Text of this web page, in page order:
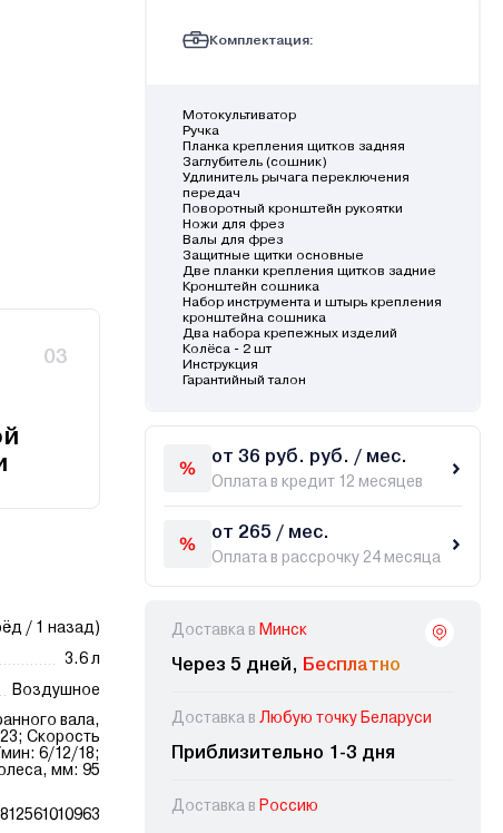
03
/ 1 назад)
3.6 л
Воздушное
вала,
Скорость
6/12/18;
мм: 95
Комплектация:
Мотокультиватор
Ручка
Планка крепления щитков задняя
Заглубитель (сошник)
Удлинитель рычага переключения
передач
Поворотный кронштейн рукоятки
Ножи для фрез
Валы для фрез
Защитные щитки основные
Две планки крепления щитков задние
Кронштейн сошника
Набор инструмента и штырь крепления
кронштейна сошника
Два набора крепежных изделий
Колёса - 2 шт
Инструкция
Гарантийный талон
от 36 руб. руб. / мес.
Оплата в кредит 12 месяцев
от 265 / мес.
Оплата в рассрочку 24 месяца
Доставка в Минск
Через 5 дней, Бесплатно
Доставка в Любую точку Беларуси
Приблизительно 1-3 дня
Доставка в Россию